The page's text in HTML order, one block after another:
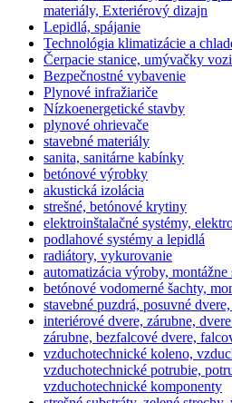
materiály, Exteriérový dizajn
Lepidlá, spájanie
Technológia klimatizácie a
Čerpacie stanice, umývačky
Bezpečnostné vybavenie
Plynové infražiariče
Nízkoenergetické stavby
plynové ohrievače
stavebné materiály
sanita, sanitárne kabínky
betónové výrobky
akustická izolácia
strešné, betónové krytiny
elektroinštalačné systémy,
podlahové systémy a lepidlá
radiátory, vykurovanie
automatizácia výroby, montážne
betónové vodomerné šachty,
stavebné puzdrá, posuvné
interiérové dvere, zárubne,
zárubne, bezfalcové dvere,
vzduchotechnické koleno,
vzduchotechnické potrubie,
vzduchotechnické komponenty